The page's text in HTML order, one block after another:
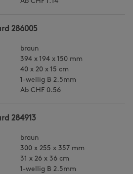
286005
braun
394 x 194 x 150 mm
40 x 20 x 15 cm
1-wellig B 2.5mm
Ab CHF 0.56
284913
braun
300 x 255 x 357 mm
31 x 26 x 36 cm
1-wellig B 2.5mm